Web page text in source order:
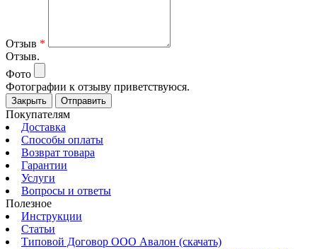
Отзыв *
Отзыв.
Фото
Фотографии к отзыву приветствуюся.
Закрыть Отправить
Покупателям
Доставка
Способы оплаты
Возврат товара
Гарантии
Услуги
Вопросы и ответы
Полезное
Инструкции
Статьи
Типовой Договор ООО Авалон (скачать)